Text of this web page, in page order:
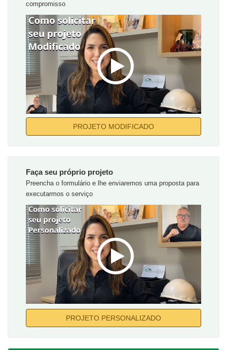
compromisso
PROJETO MODIFICADO
Faça seu próprio projeto
Preencha o formulário e lhe enviaremos uma proposta para
executarmos o serviço
PROJETO PERSONALIZADO